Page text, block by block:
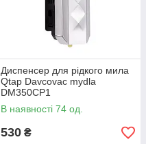
Диспенсер для рідкого мила
Qtap Davcovac mydla
DM350CP1
В наявності 74 од.
530 ₴